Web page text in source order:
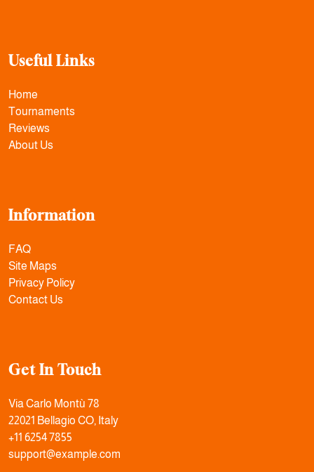
Useful Links
Home
Tournaments
Reviews
About Us
Information
FAQ
Site Maps
Privacy Policy
Contact Us
Get In Touch
Via Carlo Montù 78
22021 Bellagio CO, Italy
+11 6254 7855
support@example.com